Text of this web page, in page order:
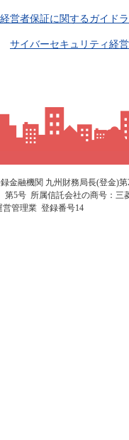
経営者保証に関するガイド
サイバーセキュリティ経
金融機関 九州財務局長(登金)
5号 所属信託会社の商号：三
管理業 登録番号14